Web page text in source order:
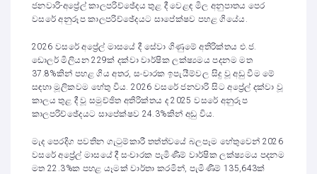
ජනවාරි-අප්‍රේල් කාලපරිච්ඡේදය තුළ දී වෙළඳ මිල අනුපාතය පෙර
වසරේ අනුරූප කාලපරිච්ඡේදයට සාපේක්ෂව පහළ ගියේය.
2026 වසරේ අප්‍රේල් මාසයේ දී සේවා ගිණුමේ අතිරික්තය එ.ජ.
ඩොලර් මිලියන 229ක් දක්වා වාර්ෂික ලක්ෂ්‍යමය පදනම මත
37.8%කින් පහළ ගිය අතර, සංචාරක ඉපැයීම්වල සිදු වූ අඩු වීම මේ
සඳහා මූලිකවම හේතු විය. 2026 වසරේ ජනවාරි සිට අප්‍රේල් දක්වා වූ
කාලය තුළ දී වූ සමුච්ඡිත අතිරික්තය ද 2025 වසරේ අනුරූප
කාලපරිච්ඡේදයට සාපේක්ෂව 24.3%කින් අඩු විය.
මැද පෙරදිග පවතින ගැටුම්කාරී තත්ත්වයේ බලපෑම හේතුවෙන් 2026
වසරේ අප්‍රේල් මාසයේ දී සංචාරක පැමිණීම් වාර්ෂික ලක්ෂ්‍යමය පදනම
මත 22.3%ක පහළ යෑමක් වාර්තා කරමින්, පැමිණීම් 135,643ක්